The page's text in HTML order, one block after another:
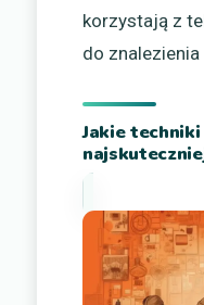
korzystają z
do znalezienia
Jakie